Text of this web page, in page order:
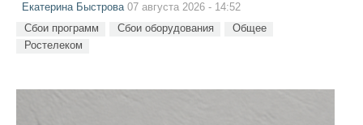
Екатерина Быстрова 07 августа 2026 - 14:52
Сбои программ Сбои оборудования
Общее
Ростелеком